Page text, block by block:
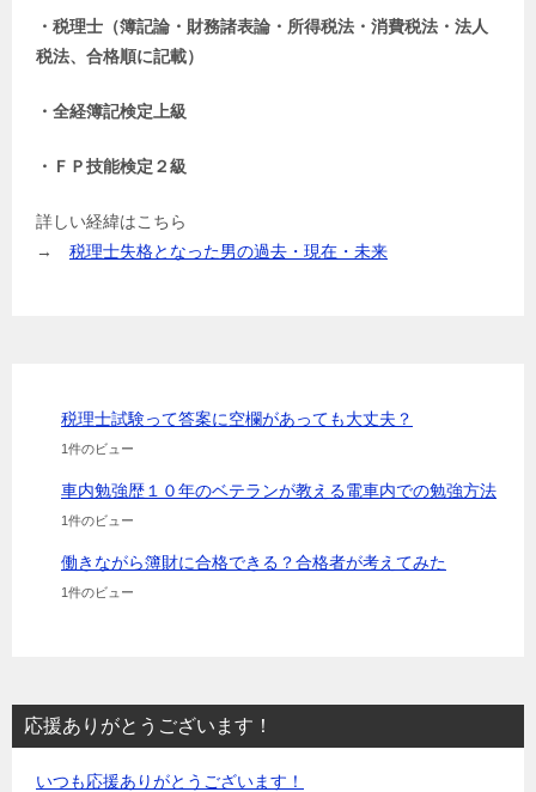
・税理士（簿記論・財務諸表論・所得税法・消費税法・法人
税法、合格順に記載）
・全経簿記検定上級
・ＦＰ技能検定２級
詳しい経緯はこちら
→ 税理士失格となった男の過去・現在・未来
税理士試験って答案に空欄があっても大丈夫？
1件のビュー
車内勉強歴１０年のベテランが教える電車内での勉強方法
1件のビュー
働きながら簿財に合格できる？合格者が考えてみた
1件のビュー
応援ありがとうございます！
いつも応援ありがとうございます！